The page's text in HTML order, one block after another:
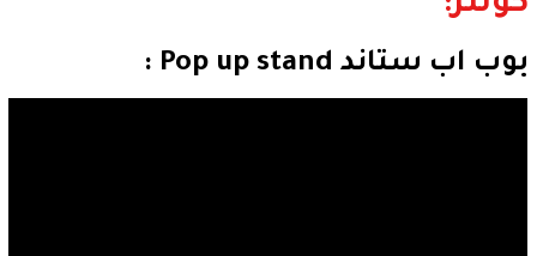
بوب اب ستاند Pop up stand :